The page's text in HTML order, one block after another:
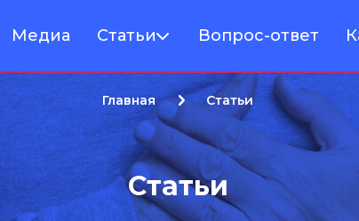
Медиа Статьи Вопрос-ответ
Главная Статьи
Статьи